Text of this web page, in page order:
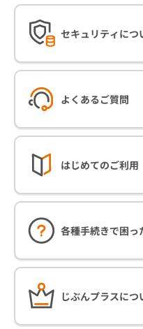
セキュリティにつ
よくあるご質問
はじめてのご利用
各種手続きで困っ
じぶんプラスにつ